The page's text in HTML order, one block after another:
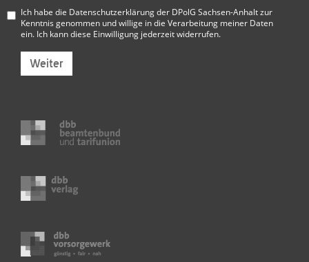
Ich habe die Datenschutzerklärung der DPolG Sachsen-Anhaltzur
Kenntnis genommen und willige in die Verarbeitung meiner Daten
ein. Ich kann diese Einwilligung jederzeit widerrufen.
Weiter